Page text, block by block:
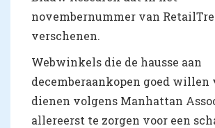
novembernummer van
verschenen.
Webwinkels die de hausse aan
decemberaankopen goed willen
dienen volgens Manhattan
allereerst te zorgen voor een